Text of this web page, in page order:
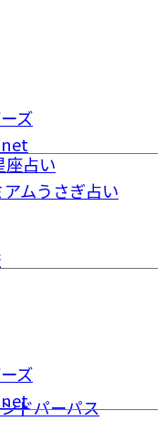
座占い
ムうさぎ占い
ズ
net
ズ
netドパーパス